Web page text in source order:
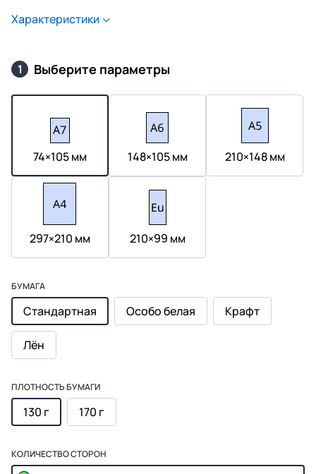
Характеристики
1 Выберите параметры
74×105 мм 148×105 мм 210×148 мм
297×210 мм 210×99 мм
БУМАГА
Стандартная Особо белая Крафт
Лён
ПЛОТНОСТЬ БУМАГИ
130 г 170 г
КОЛИЧЕСТВО СТОРОН